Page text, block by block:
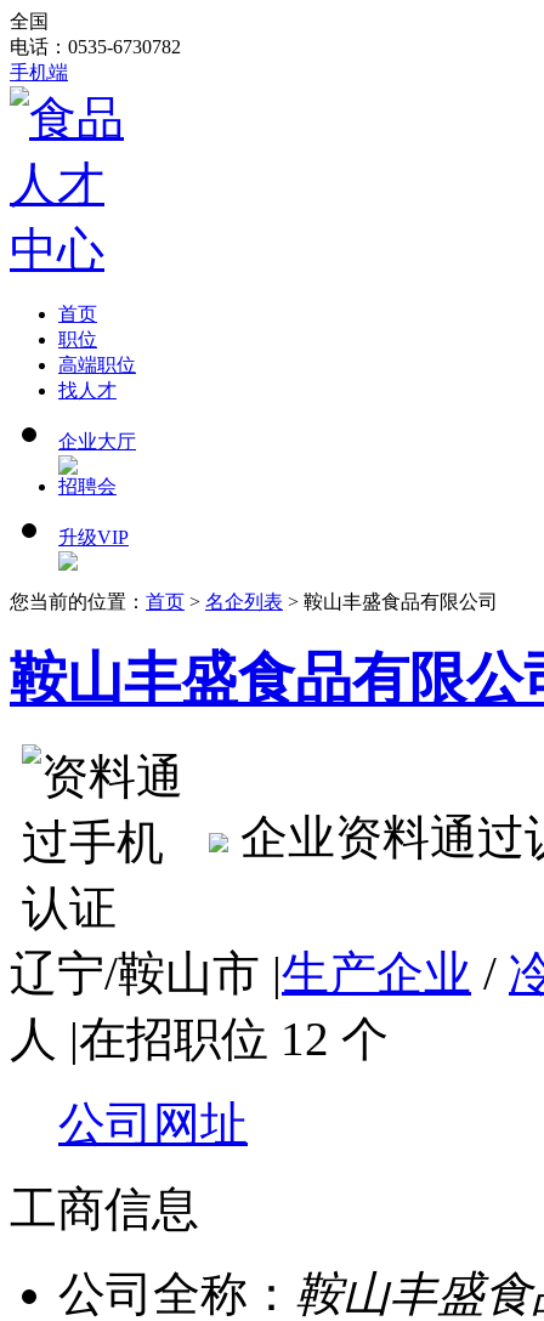
全国
电话：0535-6730782
手机端
首页
职位
高端职位
找人才
企业大厅
招聘会
升级VIP
您当前的位置： 首页 > 名企列表 > 鞍山丰盛食品有限公司
鞍山丰盛食品有限公
企业资料通过
辽宁/鞍山市 |生产企业 /
人 |在招职位 12 个
公司网址
工商信息
公司全称： 鞍山丰盛